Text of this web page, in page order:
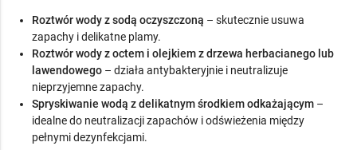
Roztwór wody z sodą oczyszczoną – skutecznie usuwa
zapachy i delikatne plamy.
Roztwór wody z octem i olejkiem z drzewa herbacianego lub
lawendowego – działa antybakteryjnie i neutralizuje
nieprzyjemne zapachy.
Spryskiwanie wodą z delikatnym środkiem odkażającym –
idealne do neutralizacji zapachów i odświeżenia między
pełnymi dezynfekcjami.